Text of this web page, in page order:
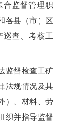
合监督管理职
各县（市）区
巡查、考核工
监督检查工矿
法规情况及其
）、材料、劳
织并指导监督